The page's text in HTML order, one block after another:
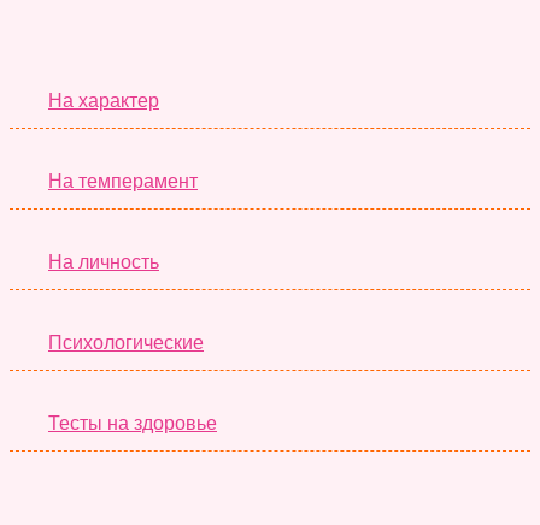
На характер
На темперамент
На личность
Психологические
Тесты на здоровье